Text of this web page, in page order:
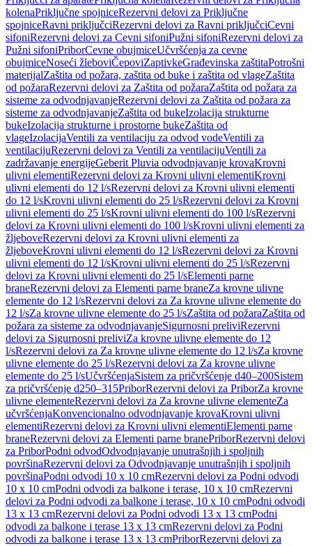
kolenaPriključne spojniceRezervni delovi za Priključne
spojniceRavni priključciRezervni delovi za Ravni priključciCevni
sifoniRezervni delovi za Cevni sifoniPužni sifoniRezervni delovi za
Pužni sifoniPriborCevne obujmiceUčvršćenja za cevne
obujmiceNoseći žleboviČepoviZaptivkeGrađevinska zaštitaPotrošni
materijalZaštita od požara, zaštita od buke i zaštita od vlageZaštita
od požaraRezervni delovi za Zaštita od požaraZaštita od požara za
sisteme za odvodnjavanjeRezervni delovi za Zaštita od požara za
sisteme za odvodnjavanjeZaštita od bukeIzolacija strukturne
bukeIzolacija strukturne i prostorne bukeZaštita od
vlageIzolacijaVentili za ventilaciju za odvod vodeVentili za
ventilacijuRezervni delovi za Ventili za ventilacijuVentili za
zadržavanje energijeGeberit Pluvia odvodnjavanje krovaKrovni
ulivni elementiRezervni delovi za Krovni ulivni elementiKrovni
ulivni elementi do 12 l/sRezervni delovi za Krovni ulivni elementi
do 12 l/sKrovni ulivni elementi do 25 l/sRezervni delovi za Krovni
ulivni elementi do 25 l/sKrovni ulivni elementi do 100 l/sRezervni
delovi za Krovni ulivni elementi do 100 l/sKrovni ulivni elementi za
žljeboveRezervni delovi za Krovni ulivni elementi za
žljeboveKrovni ulivni elementi do 12 l/sRezervni delovi za Krovni
ulivni elementi do 12 l/sKrovni ulivni elementi do 25 l/sRezervni
delovi za Krovni ulivni elementi do 25 l/sElementi parne
braneRezervni delovi za Elementi parne braneZa krovne ulivne
elemente do 12 l/sRezervni delovi za Za krovne ulivne elemente do
12 l/sZa krovne ulivne elemente do 25 l/sZaštita od požaraZaštita od
požara za sisteme za odvodnjavanjeSigurnosni preliviRezervni
delovi za Sigurnosni preliviZa krovne ulivne elemente do 12
l/sRezervni delovi za Za krovne ulivne elemente do 12 l/sZa krovne
ulivne elemente do 25 l/sRezervni delovi za Za krovne ulivne
elemente do 25 l/sUčvršćenjaSistem za pričvršćenje d40–200Sistem
za pričvršćenje d250–315PriborRezervni delovi za PriborZa krovne
ulivne elementeRezervni delovi za Za krovne ulivne elementeZa
učvršćenjaKonvencionalno odvodnjavanje krovaKrovni ulivni
elementiRezervni delovi za Krovni ulivni elementiElementi parne
braneRezervni delovi za Elementi parne branePriborRezervni delovi
za PriborPodni odvodOdvodnjavanje unutrašnjih i spoljnih
površinaRezervni delovi za Odvodnjavanje unutrašnjih i spoljnih
površinaPodni odvodi 10 x 10 cmRezervni delovi za Podni odvodi
10 x 10 cmPodni odvodi za balkone i terase, 10 x 10 cmRezervni
delovi za Podni odvodi za balkone i terase, 10 x 10 cmPodni odvodi
13 x 13 cmRezervni delovi za Podni odvodi 13 x 13 cmPodni
odvodi za balkone i terase 13 x 13 cmRezervni delovi za Podni
odvodi za balkone i terase 13 x 13 cmPriborRezervni delovi za